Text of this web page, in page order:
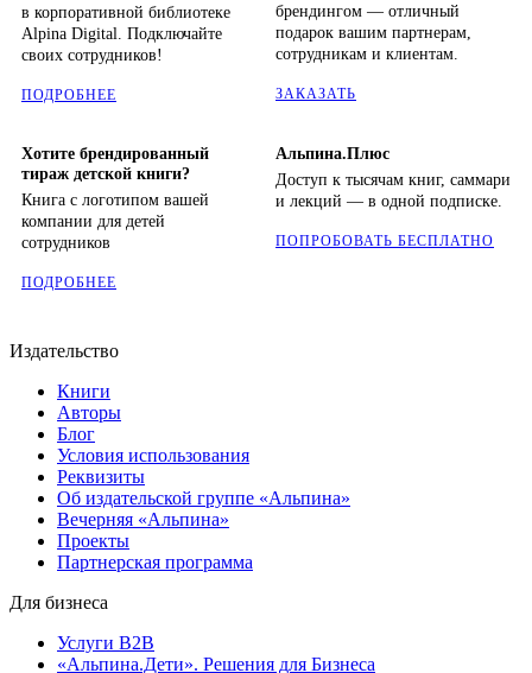
в корпоративной библиотеке
Alpina Digital. Подключайте
своих сотрудников!
ПОДРОБНЕЕ
брендингом — отличный
подарок вашим партнерам,
сотрудникам и клиентам.
ЗАКАЗАТЬ
Хотите брендированный
тираж детской книги?
Книга с логотипом вашей
компании для детей
сотрудников
ПОДРОБНЕЕ
Альпина.Плюс
Доступ к тысячам книг, саммари
и лекций — в одной подписке.
ПОПРОБОВАТЬ БЕСПЛАТНО
Издательство
Книги
Авторы
Блог
Условия использования
Реквизиты
Об издательской группе «Альпина»
Вечерняя «Альпина»
Проекты
Партнерская программа
Для бизнеса
Услуги B2B
«Альпина.Дети». Решения для Бизнеса